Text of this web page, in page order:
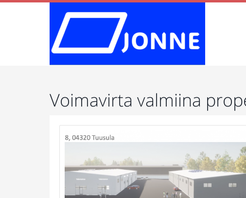
Voimavirta valmiina